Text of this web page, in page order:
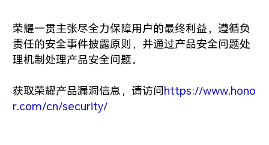
荣耀一贯主张尽全力保障用户的最终利益，遵循负
责任的安全事件披露原则，并通过产品安全问题处
理机制处理产品安全问题。
获取荣耀产品漏洞信息，请访问https://www.hono
r.com/cn/security/